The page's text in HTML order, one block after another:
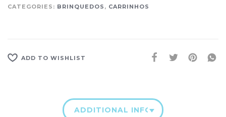
CATEGORIES: BRINQUEDOS , CARRINHOS
ADD TO WISHLIST
ADDITIONAL INFORMATION